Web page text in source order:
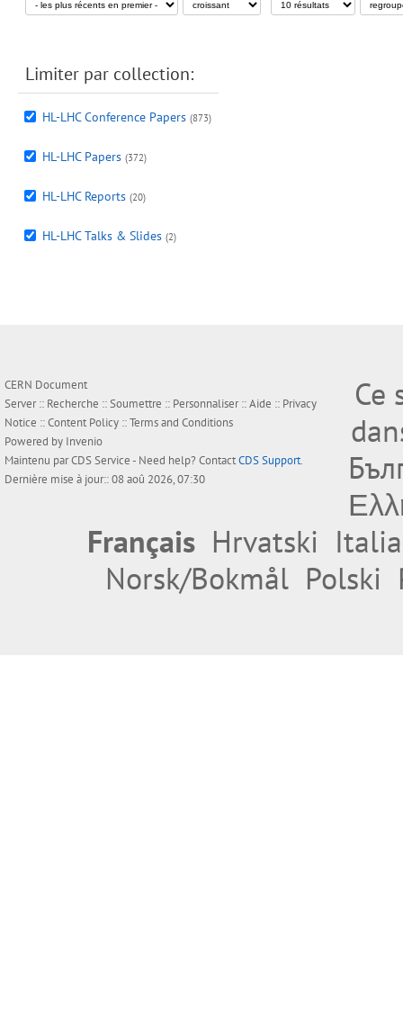
Limiter par collection:
HL-LHC Conference Papers (873)
HL-LHC Papers (372)
HL-LHC Reports (20)
HL-LHC Talks & Slides (2)
CERN Document
Server :: Recherche ::Soumettre :: Personnaliser::Aide :: Privacy
Notice ::Content Policy ::Terms and Conditions
Powered by Invenio
Maintenu parCDS Service- Need help? ContactCDS Support.
Dernière mise à jour:: 08 aoû 2026, 07:30
Ce
Français Hrvatski
Norsk/Bokmål Polski